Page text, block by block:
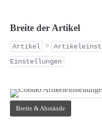
Breite der Artikel
Artikel >
Einstellungen
Breite & Abstände